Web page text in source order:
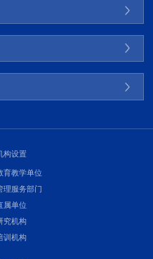
构设置
育教学单位
理服务部门
属单位
究机构
训机构